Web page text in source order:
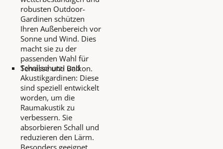
robusten Outdoor-
Gardinen schützen
Ihren Außenbereich vor
Sonne und Wind. Dies
macht sie zu der
passenden Wahl für
Terrasse und Balkon.
Schallschutz- und
Akustikgardinen: Diese
sind speziell entwickelt
worden, um die
Raumakustik zu
verbessern. Sie
absorbieren Schall und
reduzieren den Lärm.